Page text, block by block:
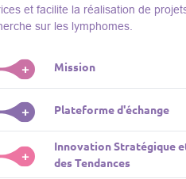
et facilite la réalisation de
sur les lymphomes.
+ Mission
Tank initie des projets, façonne
des porteurs et promeut
du consortium, jouant ainsi un
promotion de la recherche sur les
+ Plateforme d'échange
Tank sert de plateforme
des plateformes technologiques
+
Innovation Stratégique
des Tendances